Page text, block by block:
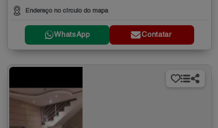
Endereço no círculo do mapa
WhatsApp Contatar